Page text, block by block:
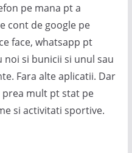
pe mana pt a
cont de google pe
face, whatsapp pt
si bunicii si unul sau
Fara alte aplicatii. Dar
mult pt stat pe
si activitati sportive.